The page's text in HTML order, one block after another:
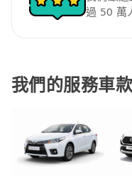
過 50 萬
我們的服務車款